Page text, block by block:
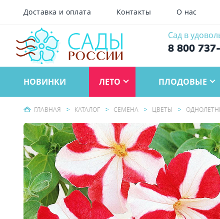
Доставка и оплата Контакты О нас
Сад в
8 800
НОВИНКИ ЛЕТО ПЛОДОВЫЕ
ГЛАВНАЯ КАТАЛОГ СЕМЕНА ЦВЕТЫ